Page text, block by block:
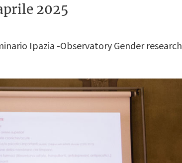
2025
Ipazia -Observatory Gender research